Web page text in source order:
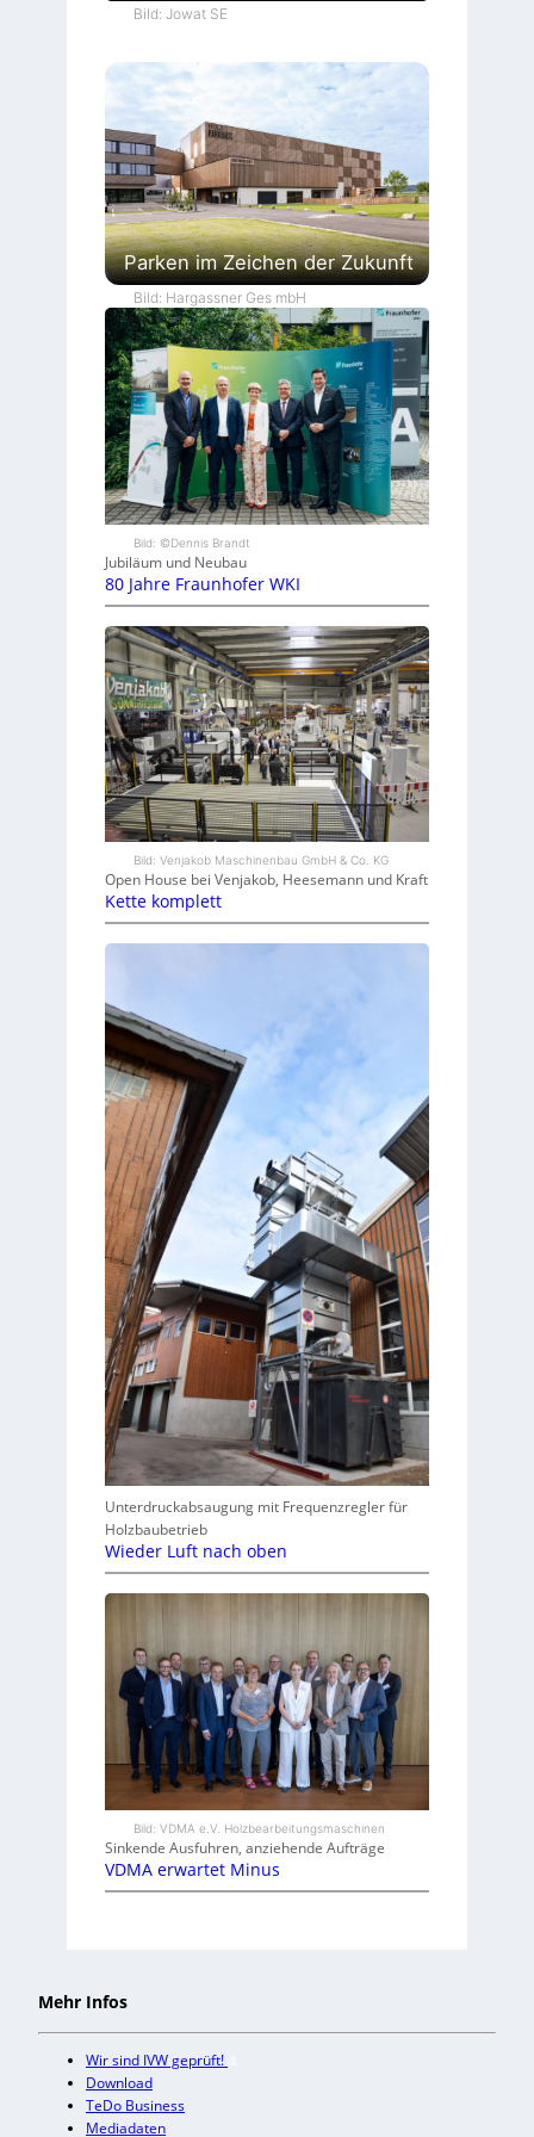
Bild: Jowat SE
Parken im Zeichen der Zukunft
Bild: Hargassner Ges mbH
Bild: ©Dennis Brandt
Jubiläum und Neubau
80 Jahre Fraunhofer WKI
Bild: Venjakob Maschinenbau GmbH & Co. KG
Open House bei Venjakob, Heesemann und Kraft
Kette komplett
Unterdruckabsaugung mit Frequenzregler für
Holzbaubetrieb
Wieder Luft nach oben
Bild: VDMA e.V. Holzbearbeitungsmaschinen
Sinkende Ausfuhren, anziehende Aufträge
VDMA erwartet Minus
Mehr Infos
Wir sind IVW geprüft!
Download
TeDo Business
Mediadaten